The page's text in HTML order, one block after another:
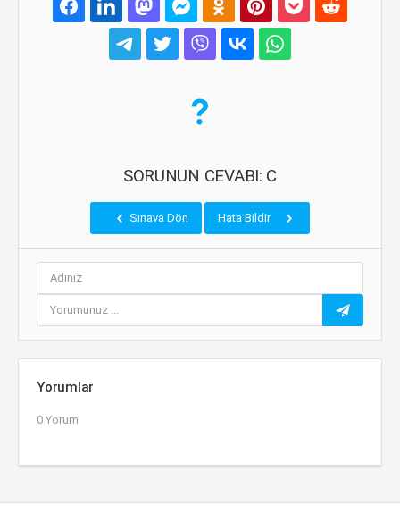
SORUNUN CEVABI: C
Sınava Dön Hata Bildir
Yorumlar
0 Yorum